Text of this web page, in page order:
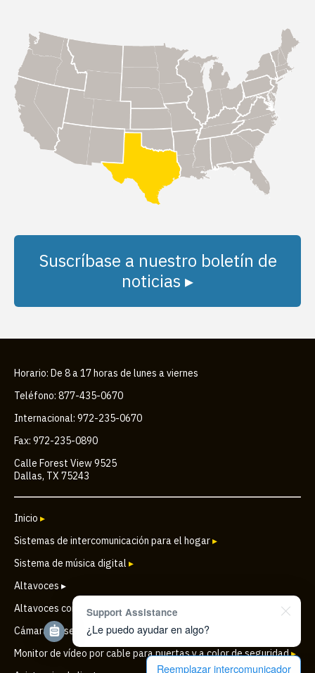
Suscríbase a nuestro boletín de
noticias ▸
Horario: De 8 a 17 horas de lunes a viernes
Teléfono: 877-435-0670
Internacional: 972-235-0670
Fax: 972-235-0890
Calle Forest View 9525
Dallas, TX 75243
Inicio ▸
Sistemas de intercomunicación para el hogar▸
Sistema de música digital ▸
Altavoces ▸
Altavoces comerciales▸
Cámara de seguridad IP inalámbrica para puertas
Monitor de vídeo por cable para puertas y a color de seguridad▸
Support Assistance
¿Le puedo ayudar en algo?
Reemplazar intercomunicador